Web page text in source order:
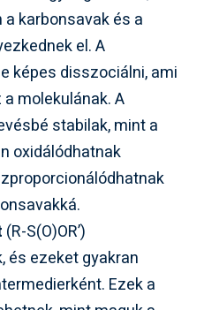
karbonsavak és a
el. A
képes disszociálni, ami
molekulának. A
stabilak, mint a
oxidálódhatnak
(R-S(O)OR’)
és ezeket gyakran
Ezek a